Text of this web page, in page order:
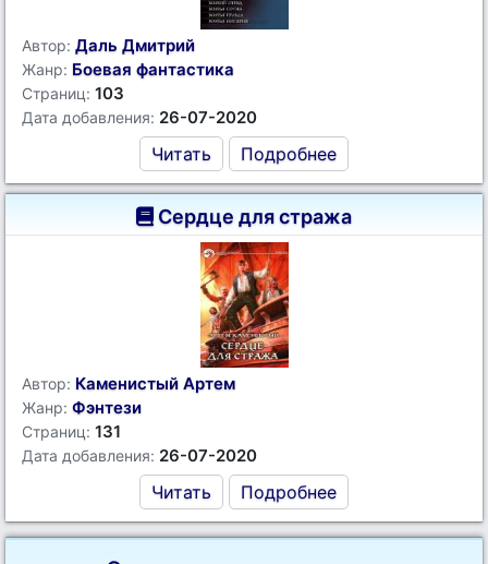
Автор: Даль Дмитрий
Жанр: Боевая фантастика
Страниц: 103
Дата добавления: 26-07-2020
Читать Подробнее
Сердце для стража
Автор: Каменистый Артем
Жанр: Фэнтези
Страниц: 131
Дата добавления: 26-07-2020
Читать Подробнее